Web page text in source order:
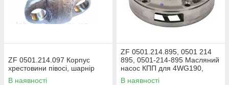
ZF 0501.214.097 Корпус
хрестовини півосі, шарнір
В наявності
ZF 0501.214.895, 0501 214
895, 0501-214-895 Масляний
насос КПП для 4WG190,
5WG210
В наявності